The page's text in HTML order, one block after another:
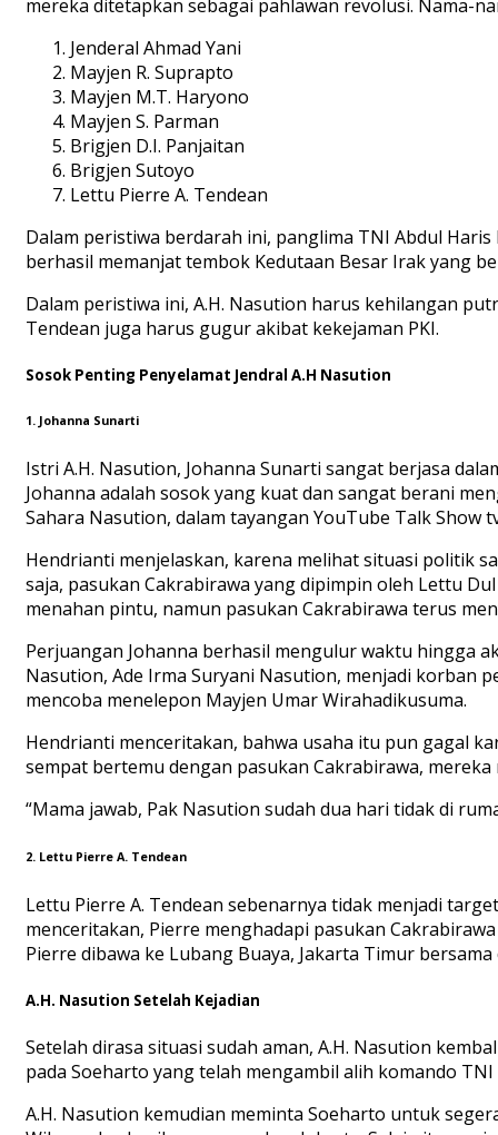
mereka ditetapkan sebagai pahlawan revolusi. Nama-
Jenderal Ahmad Yani
Mayjen R. Suprapto
Mayjen M.T. Haryono
Mayjen S. Parman
Brigjen D.I. Panjaitan
Brigjen Sutoyo
Lettu Pierre A. Tendean
Dalam peristiwa berdarah ini, panglima TNI Abdul
berhasil memanjat tembok Kedutaan Besar Irak yang
Dalam peristiwa ini, A.H. Nasution harus kehilangan
Tendean juga harus gugur akibat kekejaman PKI.
Sosok Penting Penyelamat Jendral A.H Nasution
1. Johanna Sunarti
Istri A.H. Nasution, Johanna Sunarti sangat berjasa
Johanna adalah sosok yang kuat dan sangat berani
Sahara Nasution, dalam tayangan YouTube Talk Show
Hendrianti menjelaskan, karena melihat situasi politik
saja, pasukan Cakrabirawa yang dipimpin oleh Lettu
menahan pintu, namun pasukan Cakrabirawa terus
Perjuangan Johanna berhasil mengulur waktu hingga
Nasution, Ade Irma Suryani Nasution, menjadi korban
mencoba menelepon Mayjen Umar Wirahadikusuma.
Hendrianti menceritakan, bahwa usaha itu pun gagal
sempat bertemu dengan pasukan Cakrabirawa,
“Mama jawab, Pak Nasution sudah dua hari tidak di
2. Lettu Pierre A. Tendean
Lettu Pierre A. Tendean sebenarnya tidak menjadi
menceritakan, Pierre menghadapi pasukan
Pierre dibawa ke Lubang Buaya, Jakarta Timur
A.H. Nasution Setelah Kejadian
Setelah dirasa situasi sudah aman, A.H. Nasution
pada Soeharto yang telah mengambil alih komando
A.H. Nasution kemudian meminta Soeharto untuk